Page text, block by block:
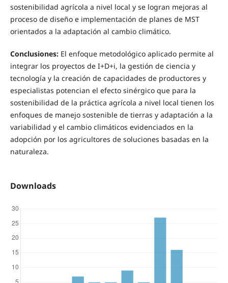
sostenibilidad agrícola a nivel local y se logran mejoras al
proceso de diseño e implementación de planes de MST
orientados a la adaptación al cambio climático.
Conclusiones:El enfoque metodológico aplicado permite al
integrar los proyectos de I+D+i, la gestión de ciencia y
tecnología y la creación de capacidades de productores y
especialistas potencian el efecto sinérgico que para la
sostenibilidad de la práctica agrícola a nivel local tienen los
enfoques de manejo sostenible de tierras y adaptación a la
variabilidad y el cambio climáticos evidenciados en la
adopción por los agricultores de soluciones basadas en la
naturaleza.
Downloads